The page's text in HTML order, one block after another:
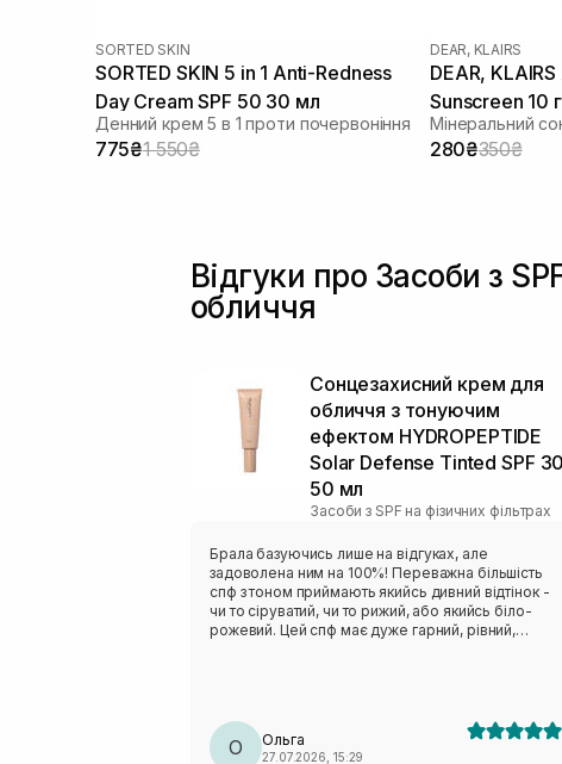
SORTED SKIN
SORTED SKIN 5 in 1 Anti-Redness
Day Cream SPF 50 30 мл
Денний крем 5 в 1 проти почервоніння
775₴1 550₴
DEAR, KLAIRS
DEAR, KLAIRS All-day Airy Mineral
Sunscreen 10 г
Мінеральний
280₴350₴
Відгуки про Засоби з
обличчя
Сонцезахисний крем для
обличчя з тонуючим
ефектом HYDROPEPTIDE
Solar Defense Tinted SPF 30
50 мл
Засоби з SPF на фізичних фільтрах
Брала базуючись лише на відгуках, але
задоволена ним на 100%! Переважна більшість
спф з тоном приймають якийсь дивний відтінок -
чи то сіруватий, чи то рижий, або якийсь біло-
рожевий. Цей спф має дуже гарний, рівний,
О Ольга
27.07.2026, 15:29